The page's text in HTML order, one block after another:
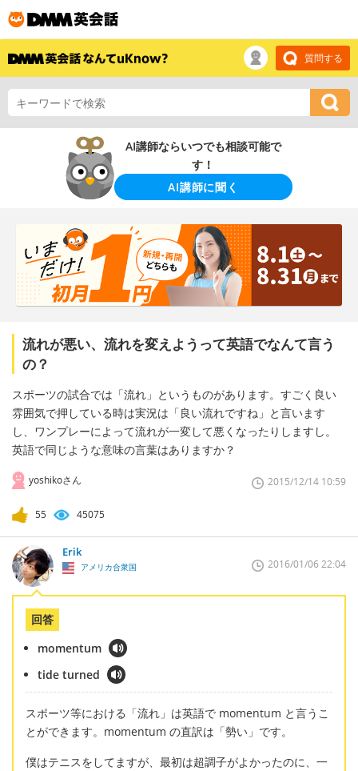
質問する
AI講師ならいつでも相談可能で
す！
AI講師に聞く
流れが悪い、流れを変えようって英語でなんて言う
の？
スポーツの試合では「流れ」というものがあります。すごく良い
雰囲気で押している時は実況は「良い流れですね」と言います
し、ワンプレーによって流れが一変して悪くなったりしますし。
英語で同じような意味の言葉はありますか？
yoshikoさん 2015/12/14 10:59
55 45075
Erik
アメリカ合衆国 2016/01/06 22:04
回答
momentum
tide turned
スポーツ等における「流れ」は英語で momentum と言うこ
とができます。momentum の直訳は「勢い」です。
僕はテニスをしてますが、最初は超調子がよかったのに、一